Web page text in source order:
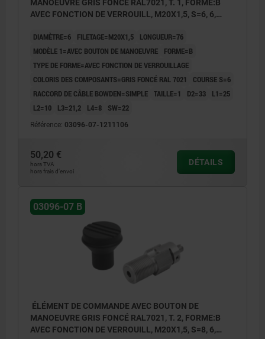
MANOEUVRE GRIS FONCÉ RAL7021, T. 1, FORME:B
AVEC FONCTION DE VERROUILL, M20X1,5, S=6, 6,
COMP:THERMOPLASTIQUE
DIAMÈTRE=6 FILETAGE=M20X1,5
LONGUEUR=76
MODÈLE 1=AVEC BOUTON DE MANOEUVRE
FORME=B
TYPE DE FORME=AVEC FONCTION DE VERROUILLAGE
COLORIS DES COMPOSANTS=GRIS FONCÉ RAL 7021
COURSE S=6
RACCORD DE CÂBLE BOWDEN=SIMPLE TAILLE=1 D2=33
L1=25
L2=10
L3=21,2 L4=8 SW=22
Référence: 03096-07-1211106
50,20 €
hors TVA
hors frais d’envoi
DÉTAILS
03096-07 B
ÉLÉMENT DE COMMANDE AVEC BOUTON DE
MANOEUVRE GRIS FONCÉ RAL7021, T. 2, FORME:B
AVEC FONCTION DE VERROUILL, M20X1,5, S=8, 6,